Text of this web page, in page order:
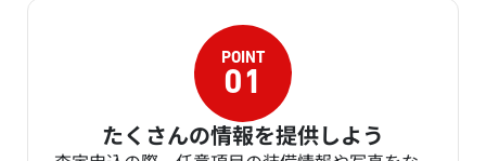
たくさんの情報を提供しよう